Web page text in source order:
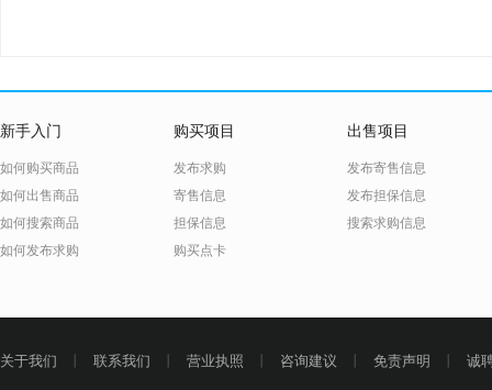
新手入门
如何购买商品
如何出售商品
如何搜索商品
如何发布求购
购买项目
发布求购
寄售信息
担保信息
购买点卡
出售项目
发布寄售信息
发布担保信息
搜索求购信息
关于我们 联系我们 营业执照 咨询建议 免责声明 诚